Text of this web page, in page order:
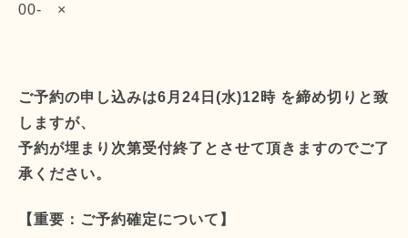
00- ×
ご予約の申し込みは6月24日(水)12時 を締め切りと致
しますが、
予約が埋まり次第受付終了とさせて頂きますのでご了
承ください。
【重要：ご予約確定について】